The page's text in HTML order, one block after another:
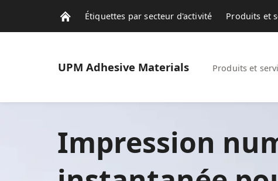
Étiquettes par secteur d'activité Produits et
UPM Adhesive Materials Produits et
Impression